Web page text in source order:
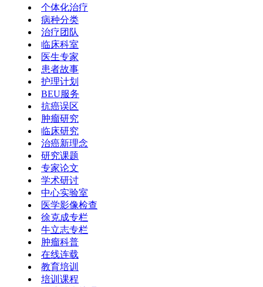
个体化治疗
病种分类
治疗团队
临床科室
医生专家
患者故事
护理计划
BEU服务
抗癌误区
肿瘤研究
临床研究
治癌新理念
研究课题
专家论文
学术研讨
中心实验室
医学影像检查
徐克成专栏
牛立志专栏
肿瘤科普
在线连载
教育培训
培训课程